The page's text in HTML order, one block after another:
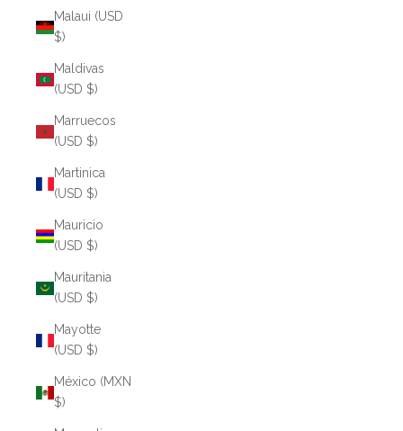
Malaui (USD
$)
Maldivas
(USD $)
Marruecos
(USD $)
Martinica
(USD $)
Mauricio
(USD $)
Mauritania
(USD $)
Mayotte
(USD $)
México (MXN
$)